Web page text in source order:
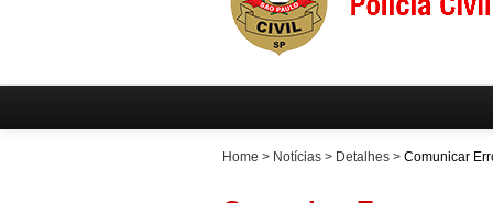
Home > Notícias > Detalhes > Comunicar